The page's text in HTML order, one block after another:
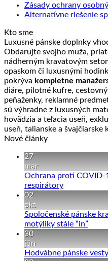
Zásady ochrany
Alternatívne riešenie
Kto sme
Luxusné pánske doplnky
Obdarujte svojho muža,
nádherným kravatovým
opaskom či luxusnými
pokrýva kompletne
diáre, pilotné kufre,
peňaženky, reklamné
sú výhradne z luxusných
hovädzia a teľacia useň,
useň, talianske a švajčiarske
Nové články
27
mar
Ochrana proti COVID-
respirátoryŽiadne
Ochrana
proti
–
02
okt
Spoločenské pánske
motýliky stále “in”
30
jún
Hodvábne pánske